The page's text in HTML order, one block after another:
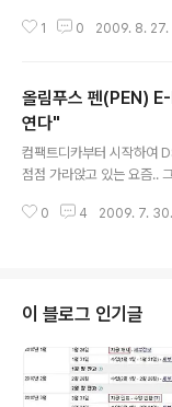
채용하여 셀카 촬영시에도
스펙은 아래와 같습니다.
D (1/2.33 인치) 줌 : 광학
- F5.9 거리 : 27mm -
시 3cm) 셔터스피드 : 1/
O : 80 ~ 3200 측광 : 다분
1..
1 0 2009. 8. 27.
올림푸스 펜(PEN)
연다"
컴팩트디카부터 시작하여
점점 가라앉고 있는 요즘..
푸스에서 나온 펜(PEN) 때
대성을 가진 동시에 DSLR(
니다. 먼저 스펙을 보시면
OS 마운트 : 마이크로 포
디지털 렌즈) 셔터스피드
200 ~ 3200 (수동 사용시
0 4 2009. 7. 30.
이 블로그 인기글